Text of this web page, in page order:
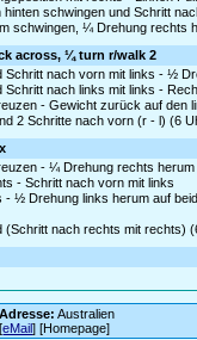
schwingen und Schritt
schwingen, ¼ Drehung rechts
across, ¼ turn r/walk 2
nach vorn mit links - ½
nach links mit links -
- Gewicht zurück auf den
2 Schritte nach vorn (r - l) (6
- ¼ Drehung rechts
- Schritt nach vorn mit links
½ Drehung links herum auf
nach rechts mit rechts)
Adresse: Australien
[eMail] [Homepage]